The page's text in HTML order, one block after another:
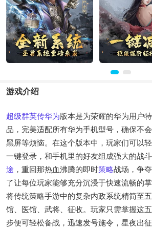
游戏介绍
超级群英传华为版本是为荣耀的华为用户
品，完美适配所有华为手机型号，确保不
黑屏等烦恼。在这个版本中，玩家们可以
一键登录，和手机里的好友组成强大的战
途 ，重回那热血沸腾的即时策略战场，争
了让每位玩家能够充分沉浸于快速流畅的
将传统策略手游中的复杂内政系统精简至
馆、医馆、武将、征收。玩家只需掌握这
步便可轻松备战，迅速发号施令，星夜出